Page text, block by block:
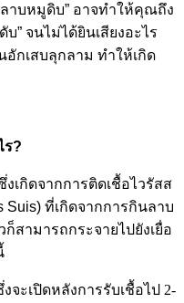
าบหมูดิบ” อาจทำให้คุณถึง
” จนไม่ได้ยินเสียงอะไร
อักเสบลุกลาม ทำให้เกิด
ร?
เกิดจากการติดเชื้อไวรัสส
Suis) ที่เกิดจากการกินลาบ
สามารถกระจายไปยังเยื่อ
จะเปิดหลังการรับเชื้อไป 2-